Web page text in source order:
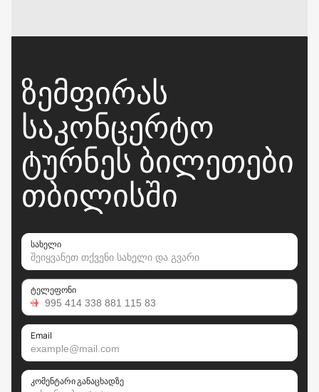
ᲖᲔᲛᲤᲘᲠᲐᲡ
ᲡᲐᲙᲝᲜᲪᲔᲠᲢᲝ
ᲢᲣᲠᲜᲔᲡ ᲑᲘᲚᲔᲗᲔᲑᲘ
ᲗᲑᲘᲚᲘᲡᲨᲘ
სახელი
ტელეფონი
Email
კომენტარი განაცხადზე